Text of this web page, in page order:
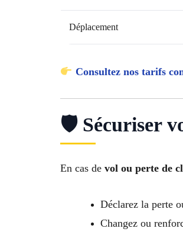
Déplacement
Consultez nos tarifs
🛡 Sécuriser
En cas de vol ou perte de
Déclarez la perte
Changez ou